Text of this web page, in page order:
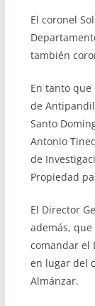
El coronel
también
En tanto
de
Santo
Antonio
de
Propiedad
El Director
además, que
comandar el
en lugar del
Almánzar.